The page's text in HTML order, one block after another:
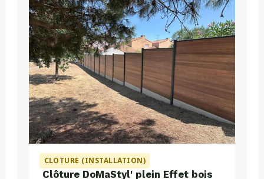
CLOTURE (INSTALLATION)
Clôture DoMaStyl' plein Effet bois